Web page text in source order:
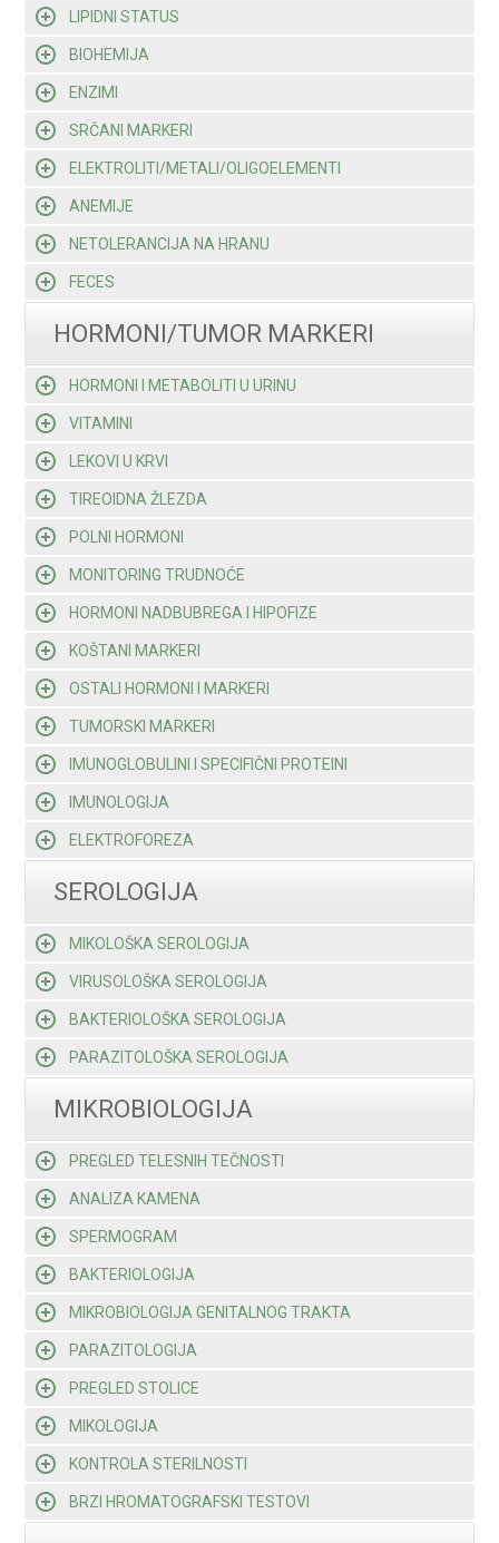
LIPIDNI STATUS
BIOHEMIJA
ENZIMI
SRČANI MARKERI
ELEKTROLITI/METALI/OLIGOELEMENTI
ANEMIJE
NETOLERANCIJA NA HRANU
FECES
HORMONI/TUMOR MARKERI
HORMONI I METABOLITI U URINU
VITAMINI
LEKOVI U KRVI
TIREOIDNA ŽLEZDA
POLNI HORMONI
MONITORING TRUDNOĆE
HORMONI NADBUBREGA I HIPOFIZE
KOŠTANI MARKERI
OSTALI HORMONI I MARKERI
TUMORSKI MARKERI
IMUNOGLOBULINI I SPECIFIČNI PROTEINI
IMUNOLOGIJA
ELEKTROFOREZA
SEROLOGIJA
MIKOLOŠKA SEROLOGIJA
VIRUSOLOŠKA SEROLOGIJA
BAKTERIOLOŠKA SEROLOGIJA
PARAZITOLOŠKA SEROLOGIJA
MIKROBIOLOGIJA
PREGLED TELESNIH TEČNOSTI
ANALIZA KAMENA
SPERMOGRAM
BAKTERIOLOGIJA
MIKROBIOLOGIJA GENITALNOG TRAKTA
PARAZITOLOGIJA
PREGLED STOLICE
MIKOLOGIJA
KONTROLA STERILNOSTI
BRZI HROMATOGRAFSKI TESTOVI